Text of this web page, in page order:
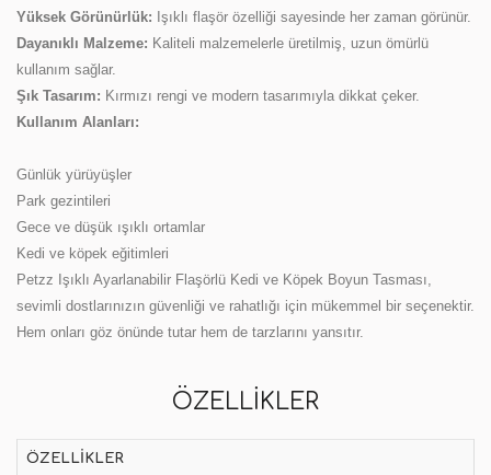
Yüksek Görünürlük: Işıklı flaşör özelliği sayesinde her zaman görünür.
Dayanıklı Malzeme: Kaliteli malzemelerle üretilmiş, uzun ömürlü
kullanım sağlar.
Şık Tasarım: Kırmızı rengi ve modern tasarımıyla dikkat çeker.
Kullanım Alanları:
Günlük yürüyüşler
Park gezintileri
Gece ve düşük ışıklı ortamlar
Kedi ve köpek eğitimleri
Petzz Işıklı Ayarlanabilir Flaşörlü Kedi ve Köpek Boyun Tasması,
sevimli dostlarınızın güvenliği ve rahatlığı için mükemmel bir seçenektir.
Hem onları göz önünde tutar hem de tarzlarını yansıtır.
ÖZELLIKLER
ÖZELLIKLER